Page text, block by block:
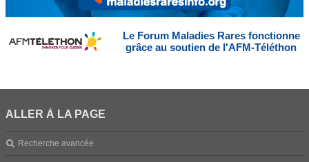
Le Forum Maladies Rares fonctionne
grâce au soutien de l'AFM-Téléthon
ALLER À LA PAGE
Recherche avancée